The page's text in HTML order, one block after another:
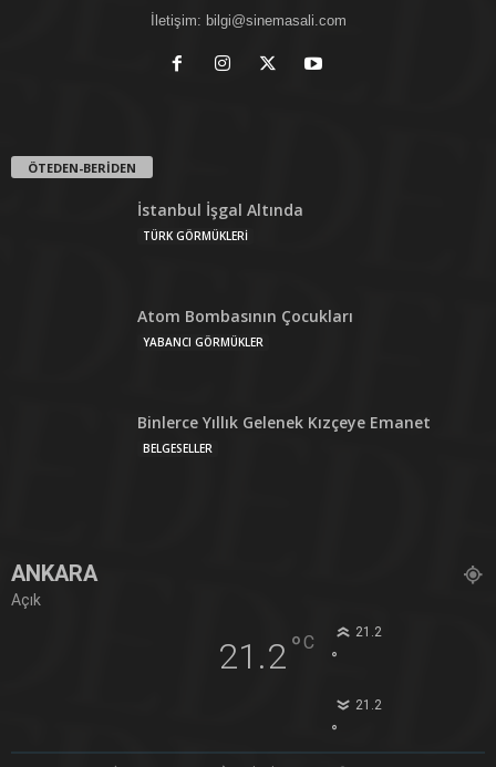
İletişim: bilgi@sinemasali.com
ÖTEDEN-BERİDEN
İstanbul İşgal Altında
TÜRK GÖRMÜKLERİ
Atom Bombasının Çocukları
YABANCI GÖRMÜKLER
Binlerce Yıllık Gelenek Kızçeye Emanet
BELGESELLER
ANKARA
Açık
21.2°C 21.2
°
21.2
°